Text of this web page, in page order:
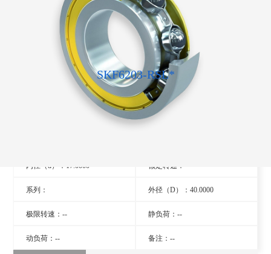
SKF6203-RSL*
旧型号：- -
内径（d）：17.0000 额定转速：- -
系列： 外径（D）：40.0000
极限转速：-- 静负荷：--
动负荷：-- 备注：--